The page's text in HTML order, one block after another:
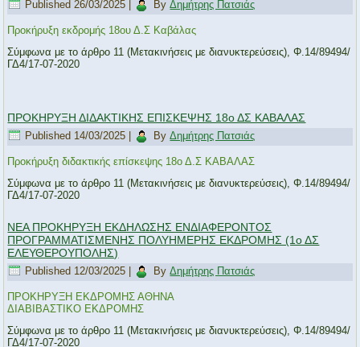
Published 26/03/2025 By Δημήτρης Πατσιάς
Προκήρυξη εκδρομής 18ου Δ.Σ Καβάλας
Σύμφωνα με το άρθρο 11 (Μετακινήσεις με διανυκτερεύσεις), Φ.14/89494/
ΓΔ4/17-07-2020
ΠΡΟΚΗΡΥΞΗ ΔΙΔΑΚΤΙΚΗΣ ΕΠΙΣΚΕΨΗΣ 18ο ΔΣ ΚΑΒΑΛΑΣ
Published 14/03/2025 By Δημήτρης Πατσιάς
Προκήρυξη διδακτικής επίσκεψης 18ο Δ.Σ ΚΑΒΑΛΑΣ
Σύμφωνα με το άρθρο 11 (Μετακινήσεις με διανυκτερεύσεις), Φ.14/89494/
ΓΔ4/17-07-2020
ΝΕΑ ΠΡΟΚΗΡΥΞΗ ΕΚΔΗΛΩΣΗΣ ΕΝΔΙΑΦΕΡΟΝΤΟΣ
ΠΡΟΓΡΑΜΜΑΤΙΣΜΕΝΗΣ ΠΟΛΥΗΜΕΡΗΣ ΕΚΔΡΟΜΗΣ (1ο ΔΣ
ΕΛΕΥΘΕΡΟΥΠΟΛΗΣ)
Published 12/03/2025 By Δημήτρης Πατσιάς
ΠΡΟΚΗΡΥΞΗ ΕΚΔΡΟΜΗΣ ΑΘΗΝΑ
ΔΙΑΒΙΒΑΣΤΙΚΟ ΕΚΔΡΟΜΗΣ
Σύμφωνα με το άρθρο 11 (Μετακινήσεις με διανυκτερεύσεις), Φ.14/89494/
ΓΔ4/17-07-2020